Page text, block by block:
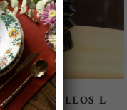
MOLINILLOS L